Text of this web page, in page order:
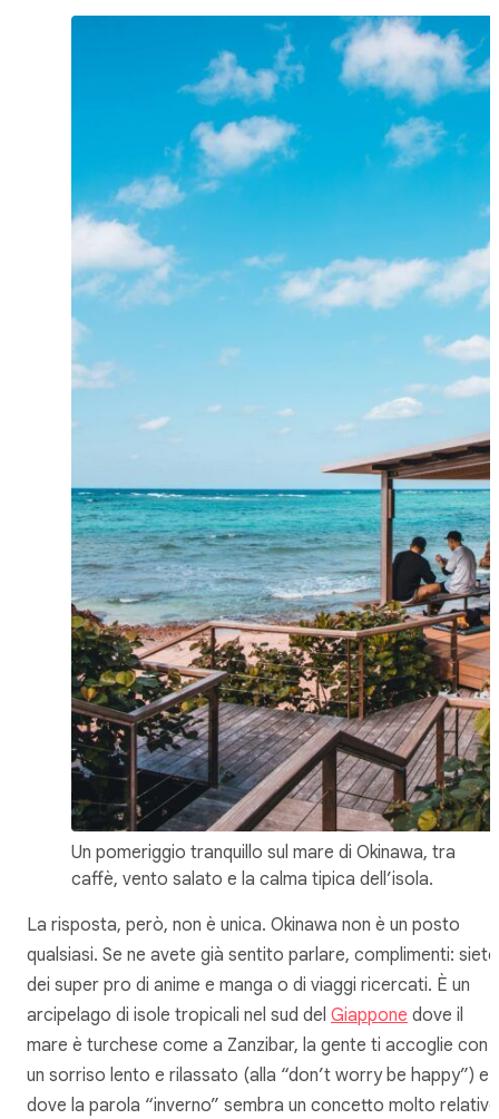
Un pomeriggio tranquillo sul mare di Okinawa, tra
caffè, vento salato e la calma tipica dell’isola.
La risposta, però, non è unica. Okinawa non è un posto
qualsiasi. Se ne avete già sentito parlare, complimenti: siete
dei super pro di anime e manga o di viaggi ricercati. È un
arcipelago di isole tropicali nel sud del Giappone dove il
mare è turchese come a Zanzibar, la gente ti accoglie con
un sorriso lento e rilassato (alla “don’t worry be happy”) e
dove la parola “inverno” sembra un concetto molto